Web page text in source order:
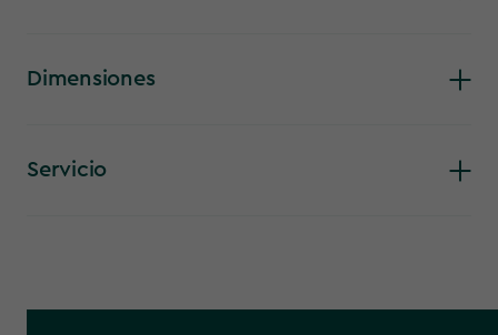
Dimensiones
Servicio